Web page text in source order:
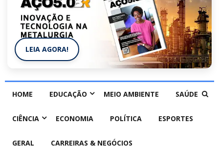
LEIA AGORA!
HOME EDUCAÇÃO MEIO AMBIENTE SAÚDE
CIÊNCIA ECONOMIA POLÍTICA ESPORTES
GERAL CARREIRAS & NEGÓCIOS